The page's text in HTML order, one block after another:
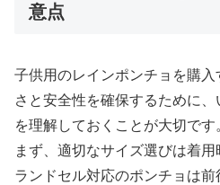
意点
子供用のレインポンチョを購
さと安全性を確保するために
を理解しておくことが大切です
まず、適切なサイズ選びは着用
ランドセル対応のポンチョは